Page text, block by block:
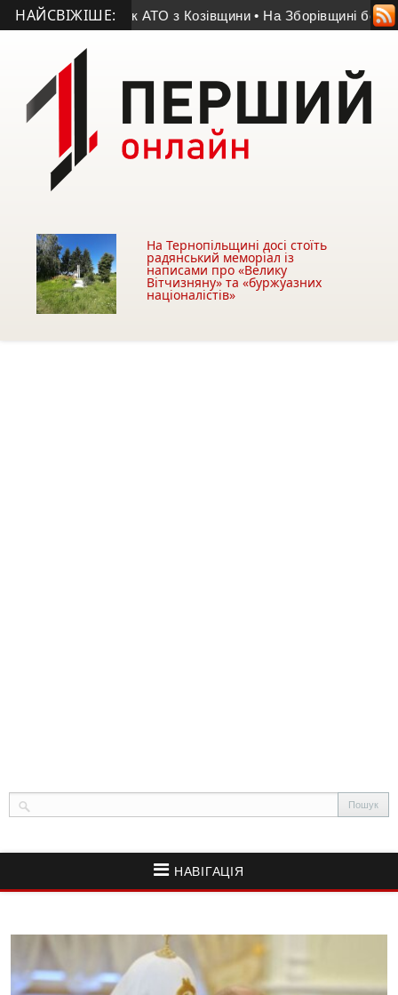
НАЙСВІЖІШЕ:
учасник АТО з Козівщини • На Зборівщині безвісти
На Тернопільщині досі стоїть
радянський меморіал із
написами про «Велику
Вітчизняну» та «буржуазних
націоналістів»
НАВІГАЦІЯ